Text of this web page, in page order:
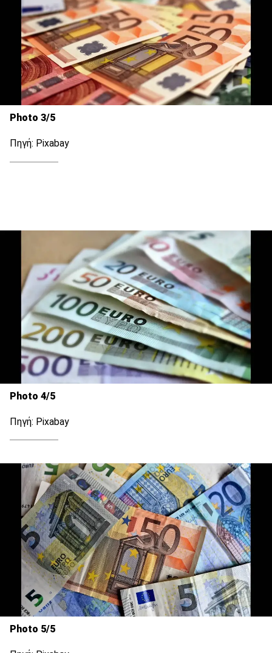
Photo 3/5
Πηγή: Pixabay
Photo 4/5
Πηγή: Pixabay
Photo 5/5